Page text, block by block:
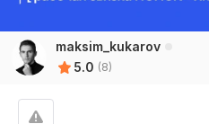
maksim_kukarov
5.0 (8)